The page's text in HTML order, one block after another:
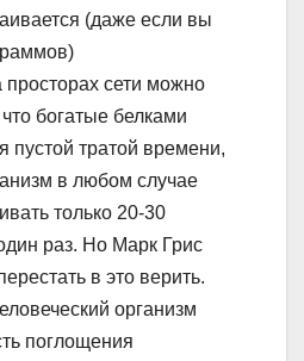
(даже если вы
просторах сети можно
богатые белками
пустой тратой времени,
в любом случае
только 20-30
раз. Но Марк Грис
в это верить.
организм
поглощения